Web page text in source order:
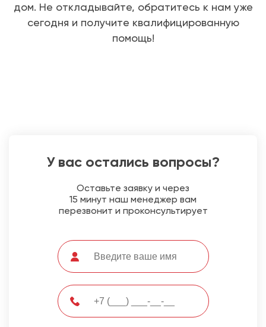
дом. Не откладывайте, обратитесь к нам уже
сегодня и получите квалифицированную
помощь!
У вас остались вопросы?
Оставьте заявку и через
15 минут наш менеджер вам
перезвонит и проконсультирует